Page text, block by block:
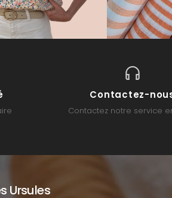
Contactez-
Contactez notre service
Ursules